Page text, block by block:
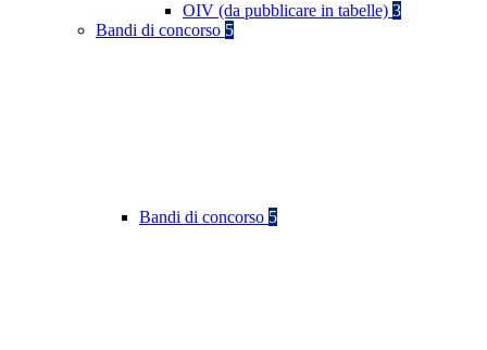
OIV (da pubblicare in tabelle) 3
Bandi di concorso 5
Bandi di concorso 5